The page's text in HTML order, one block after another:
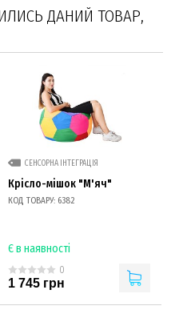
ДАНИЙ ТОВАР,
СЕНСОРНА ІНТЕГРАЦІЯ
Крісло-мішок "М'яч"
КОД ТОВАРУ: 6382
Є в наявності
0
1 745 грн